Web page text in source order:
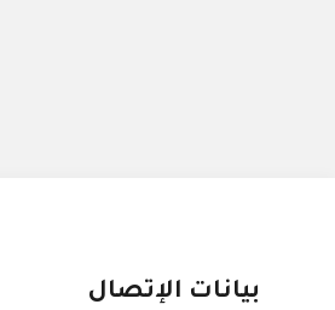
بيانات الإتصال